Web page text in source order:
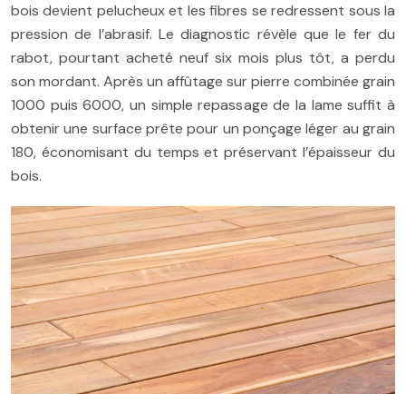
bois devient pelucheux et les fibres se redressent sous la
pression de l’abrasif. Le diagnostic révèle que le fer du
rabot, pourtant acheté neuf six mois plus tôt, a perdu
son mordant. Après un affûtage sur pierre combinée grain
1000 puis 6000, un simple repassage de la lame suffit à
obtenir une surface prête pour un ponçage léger au grain
180, économisant du temps et préservant l’épaisseur du
bois.